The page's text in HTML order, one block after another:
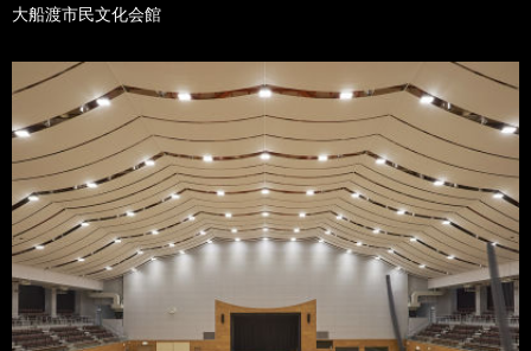
大船渡市民文化会館